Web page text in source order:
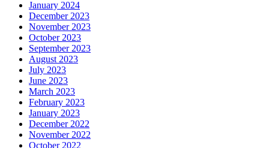
January 2024
December 2023
November 2023
October 2023
September 2023
August 2023
July 2023
June 2023
March 2023
February 2023
January 2023
December 2022
November 2022
October 2022